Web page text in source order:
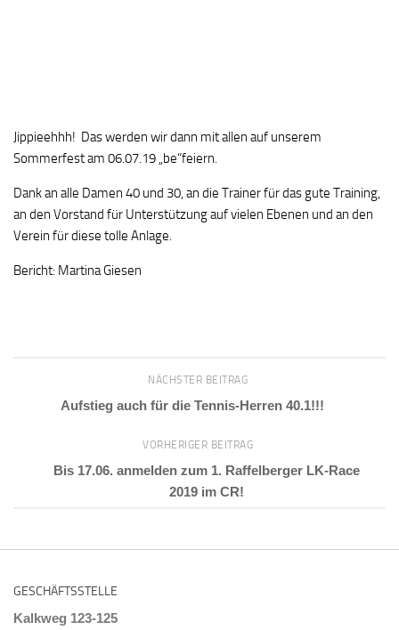
Jippieehhh! Das werden wir dann mit allen auf unserem
Sommerfest am 06.07.19 „be“feiern.
Dank an alle Damen 40 und 30, an die Trainer für das gute Training,
an den Vorstand für Unterstützung auf vielen Ebenen und an den
Verein für diese tolle Anlage.
Bericht: Martina Giesen
NÄCHSTER BEITRAG
Aufstieg auch für die Tennis-Herren 40.1!!!
VORHERIGER BEITRAG
Bis 17.06. anmelden zum 1. Raffelberger LK-Race
2019 im CR!
GESCHÄFTSSTELLE
Kalkweg 123-125